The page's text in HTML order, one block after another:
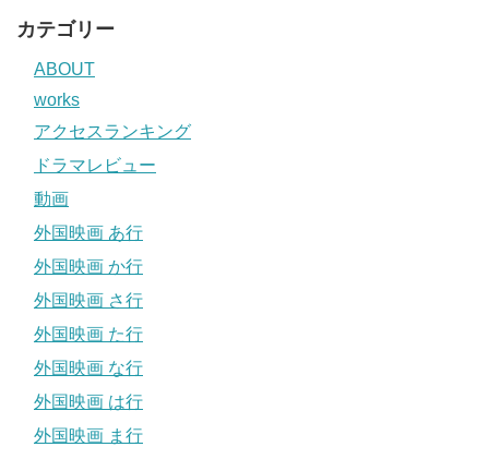
カテゴリー
ABOUT
works
アクセスランキング
ドラマレビュー
動画
外国映画 あ行
外国映画 か行
外国映画 さ行
外国映画 た行
外国映画 な行
外国映画 は行
外国映画 ま行